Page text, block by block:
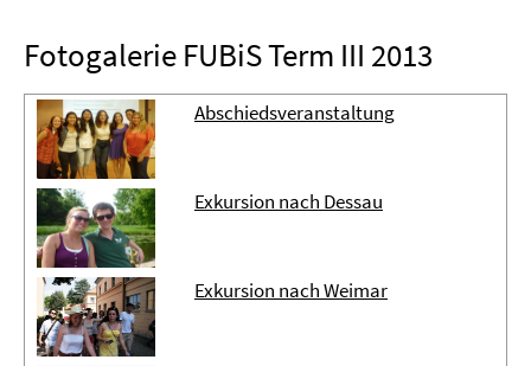
Fotogalerie FUBiS Term III 2013
Abschiedsveranstaltung
Exkursion nach Dessau
Exkursion nach Weimar